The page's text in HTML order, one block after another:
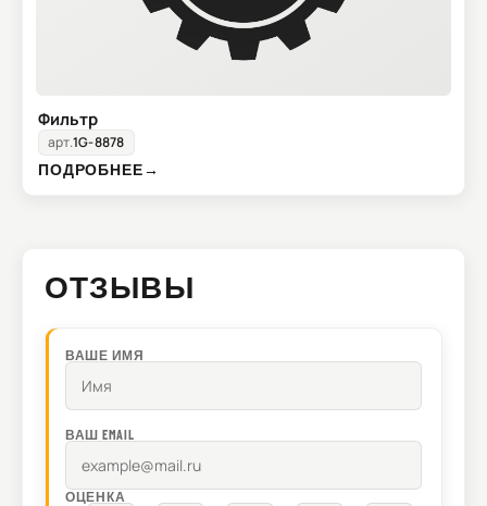
Фильтр
арт.1G-8878
ПОДРОБНЕЕ→
ОТЗЫВЫ
ВАШЕ ИМЯ
ВАШ EMAIL
ОЦЕНКА